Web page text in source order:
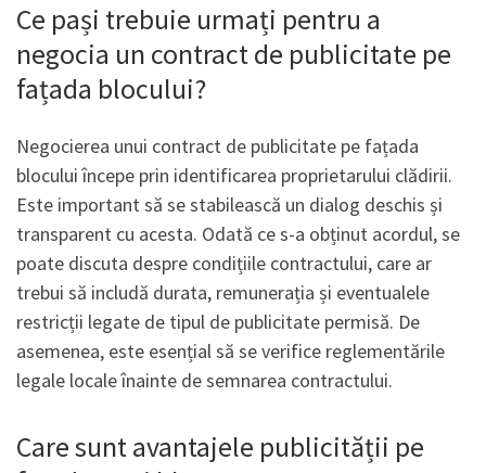
Ce pași trebuie urmați pentru a
negocia un contract de publicitate pe
fațada blocului?
Negocierea unui contract de publicitate pe fațada
blocului începe prin identificarea proprietarului clădirii.
Este important să se stabilească un dialog deschis și
transparent cu acesta. Odată ce s-a obținut acordul, se
poate discuta despre condițiile contractului, care ar
trebui să includă durata, remunerația și eventualele
restricții legate de tipul de publicitate permisă. De
asemenea, este esențial să se verifice reglementările
legale locale înainte de semnarea contractului.
Care sunt avantajele publicității pe